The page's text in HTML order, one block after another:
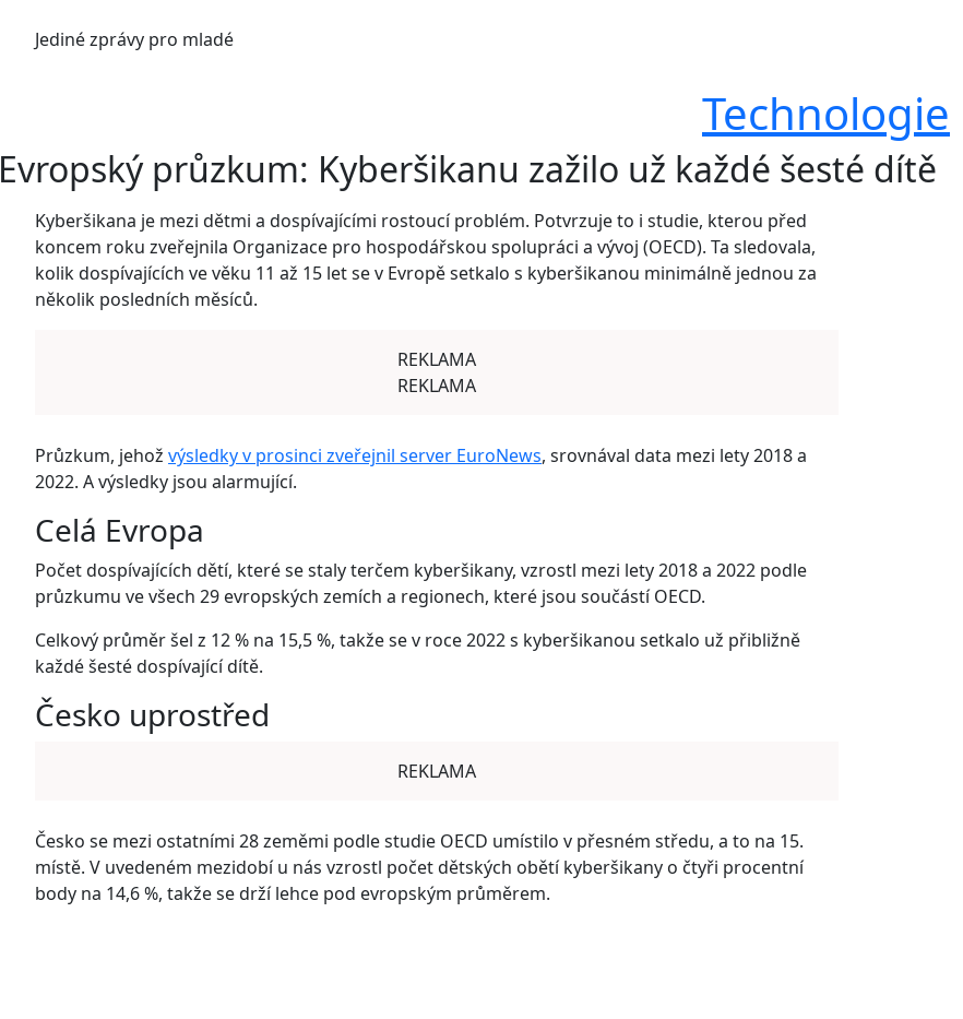
Jedinézprávy pro mladé
Technologie
Evropský průzkum: Kyberšikanu zažilo už každé šesté dítě
Kyberšikana je mezi dětmi a dospívajícími rostoucí problém. Potvrzuje to i studie, kterou před
koncem roku zveřejnila Organizace pro hospodářskou spolupráci a vývoj (OECD). Ta sledovala,
kolik dospívajících ve věku 11 až 15 let se v Evropě setkalo s kyberšikanou minimálně jednou za
několik posledních měsíců.
REKLAMA
REKLAMA
Průzkum, jehož výsledky v prosinci zveřejnil server EuroNews, srovnával data mezi lety 2018 a
2022. A výsledky jsou alarmující.
Celá Evropa
Počet dospívajících dětí, které se staly terčem kyberšikany, vzrostl mezi lety 2018 a 2022 podle
průzkumu ve všech 29 evropských zemích a regionech, které jsou součástí OECD.
Celkový průměr šel z 12 % na 15,5 %, takže se v roce 2022 s kyberšikanou setkalo už přibližně
každé šesté dospívající dítě.
Česko uprostřed
REKLAMA
Česko se mezi ostatními 28 zeměmi podle studie OECD umístilo v přesném středu, a to na 15.
místě. V uvedeném mezidobí u nás vzrostl počet dětských obětí kyberšikany o čtyři procentní
body na 14,6 %, takže se drží lehce pod evropským průměrem.